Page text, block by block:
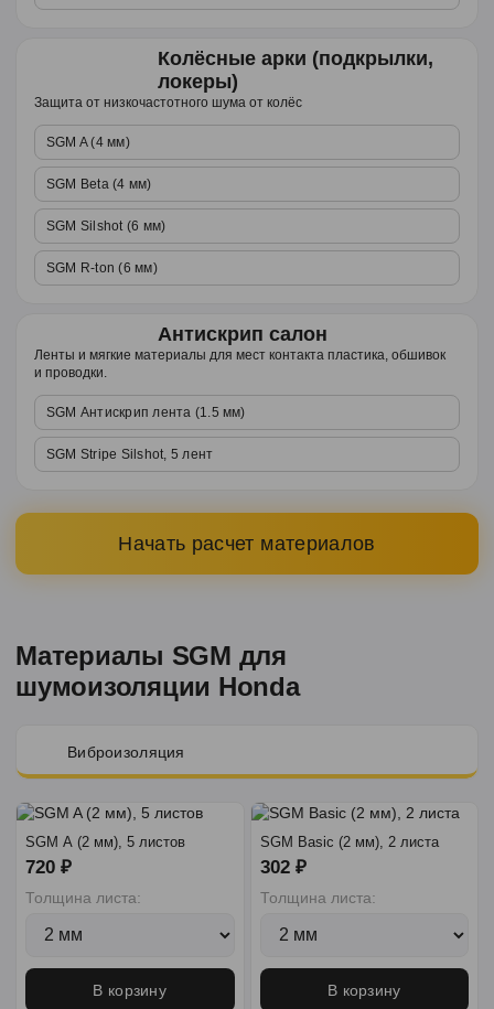
Колёсные арки (подкрылки,
локеры)
Защита от низкочастотного шума от колёс
SGM A (4 мм)
SGM Beta (4 мм)
SGM Silshot (6 мм)
SGM R-ton (6 мм)
Антискрип салон
Ленты и мягкие материалы для мест контакта пластика, обшивок
и проводки.
SGM Антискрип лента (1.5 мм)
SGM Stripe Silshot, 5 лент
Начать расчет материалов
Материалы SGM для
шумоизоляции Honda
Виброизоляция
SGM A (2 мм), 5 листов
720 ₽
Толщина листа:
В корзину
SGM Basic (2 мм), 2 листа
302 ₽
Толщина листа:
В корзину